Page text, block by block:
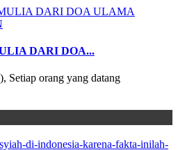
DARI DOA...
Setiap orang yang datang